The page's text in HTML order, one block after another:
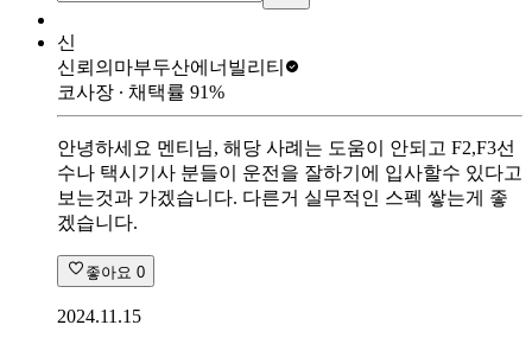
신
신뢰의마부두산에너빌리티
코사장 ∙ 채택률 91%
안녕하세요 멘티님, 해당 사례는 도움이 안되고 F2,F3선
수나 택시기사 분들이 운전을 잘하기에 입사할수 있다고
보는것과 가겠습니다. 다른거 실무적인 스펙 쌓는게 좋
겠습니다.
좋아요 0
2024.11.15